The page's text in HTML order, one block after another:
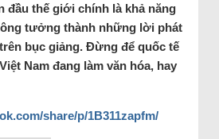
đầu thế giới chính là khả năng
tưởng thành những lời phát
bục giảng. Đừng để quốc tế
Nam đang làm văn hóa, hay
share/p/1B311zapfm/